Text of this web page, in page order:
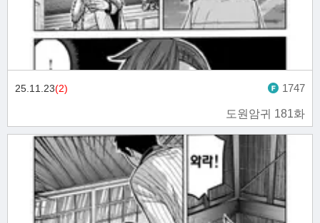
도원암귀 181화
25.11.23(2) 1747